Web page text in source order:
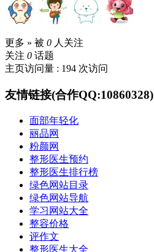
更多 » 被 0 人关注
关注 0 话题
主页访问量 : 194 次访问
友情链接(合作QQ:10860328)
面部年轻化
丽品网
粉颜网
整形医生预约
整形医生排行榜
绿色网站目录
绿色网站导航
学习网站大全
整容价格
评作文
整形医生大全